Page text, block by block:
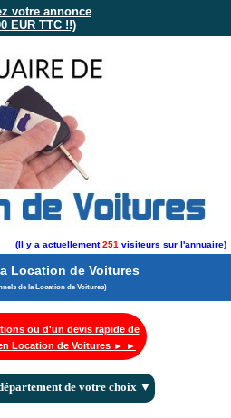
votre annonce
EUR TTC !!)
(Il y a actuellement251 visiteurs sur l'annuaire)
Location de Voitures
de la Location de Voitures)
ou d'un devis rapide de
Location de Voitures ► ►
de votre choix ▼